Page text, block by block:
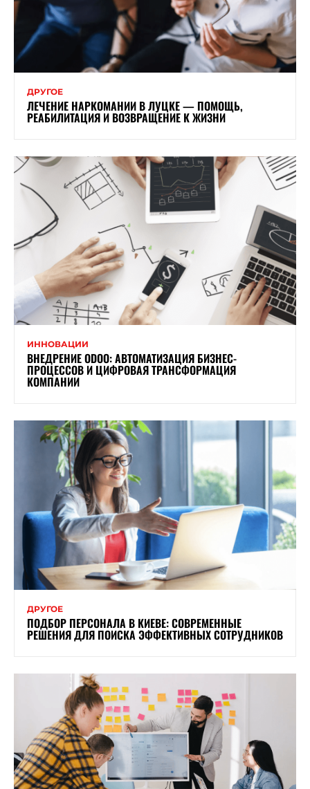
ДРУГОЕ
ЛЕЧЕНИЕ НАРКОМАНИИ В ЛУЦКЕ — ПОМОЩЬ,
РЕАБИЛИТАЦИЯ И ВОЗВРАЩЕНИЕ К ЖИЗНИ
ИННОВАЦИИ
ВНЕДРЕНИЕ ODOO: АВТОМАТИЗАЦИЯ БИЗНЕС-
ПРОЦЕССОВ И ЦИФРОВАЯ ТРАНСФОРМАЦИЯ
КОМПАНИИ
ДРУГОЕ
ПОДБОР ПЕРСОНАЛА В КИЕВЕ: СОВРЕМЕННЫЕ
РЕШЕНИЯ ДЛЯ ПОИСКА ЭФФЕКТИВНЫХ СОТРУДНИКОВ